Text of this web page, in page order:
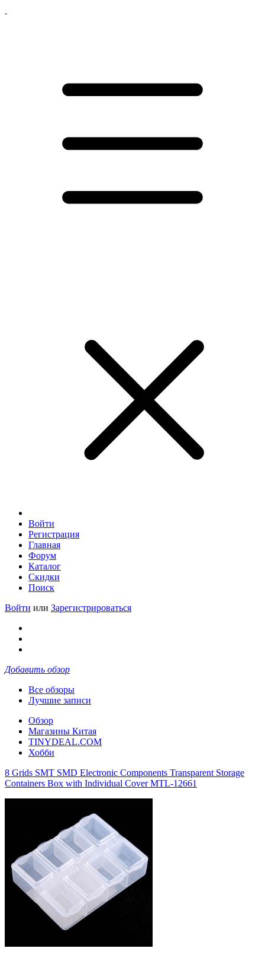
Войти
Регистрация
Главная
Форум
Каталог
Скидки
Поиск
Войти или Зарегистрироваться
Добавить обзор
Все обзоры
Лучшие записи
Обзор
Магазины Китая
TINYDEAL.COM
Хобби
8 Grids SMT SMD Electronic Components Transparent Storage
Containers Box with Individual Cover MTL-12661